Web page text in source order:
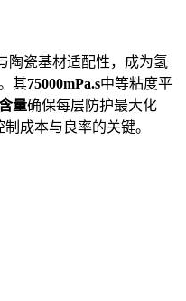
陶瓷基材适配性，成为氢
其75000mPa.s中等粘度平
量确保每层防护最大化
成本与良率的关键。